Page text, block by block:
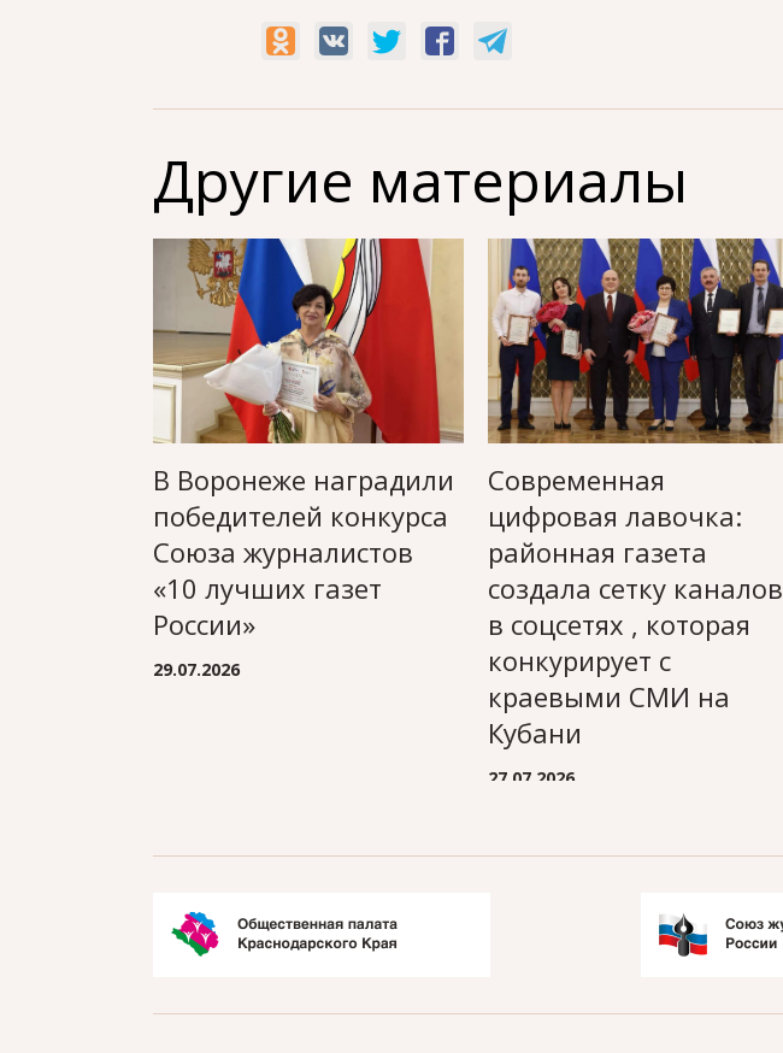
Другие материалы
В Воронеже наградили
победителей конкурса
Союза журналистов
«10 лучших газет
России»
29.07.2026
Современная
цифровая лавочка:
районная газета
создала сетку каналов
в соцсетях , которая
конкурирует с
краевыми СМИ на
Кубани
27.07.2026